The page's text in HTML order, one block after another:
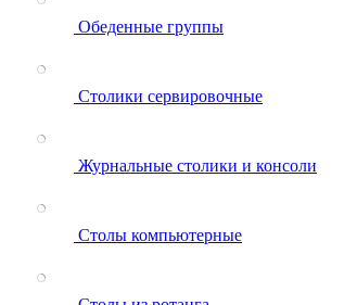
Обеденные группы
Столики сервировочные
Журнальные столики и консоли
Столы компьютерные